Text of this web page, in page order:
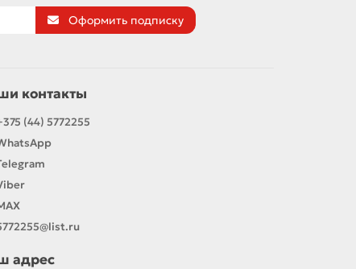
Оформить подписку
контакты
(44) 5772255
адрес